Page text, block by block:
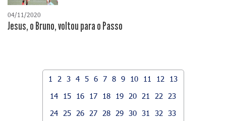
04/11/2020
Jesus, o Bruno, voltou para o Passo
1 2 3 4 5 6 7 8 9 10 11 12
13
14
15 16 17 18 19 20 21 22
23
24
25 26 27 28 29 30 31 32
33